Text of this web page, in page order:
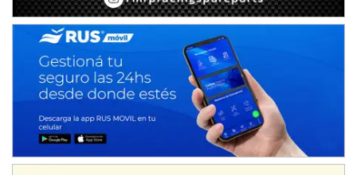
NORESTE SANTAFESINO - F6
Ciudad de Avellaneda (Asfalto)
Avellaneda (Santa Fe)
SUR SANTAFESINO - F4
Rufino (Santa Fe)